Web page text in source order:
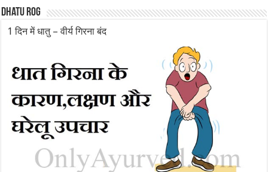
Dhatu rog
1 दिन में धातु – वीर्य गिरना बंद